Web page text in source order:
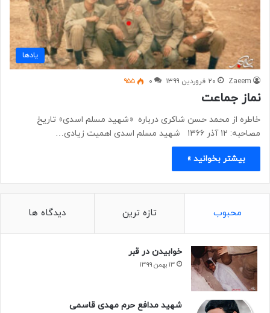
یادها
Zaeem ۲۰ فروردین ۱۳۹۹ ۰ ۹۵۵
نماز جماعت
خاطره از محمد حسن شاکری درباره «شهید مسلم اسدی» تاریخ
مصاحبه: ۱۲ آذر ۱۳۶۶ شهید مسلم اسدی اهمیت زیادی…
بیشتر بخوانید »
محبوب تازه ترین دیدگاه ها
خوابیدن در قبر
۱۳ بهمن ۱۳۹۹
شهید مدافع حرم مهدی قاسمی